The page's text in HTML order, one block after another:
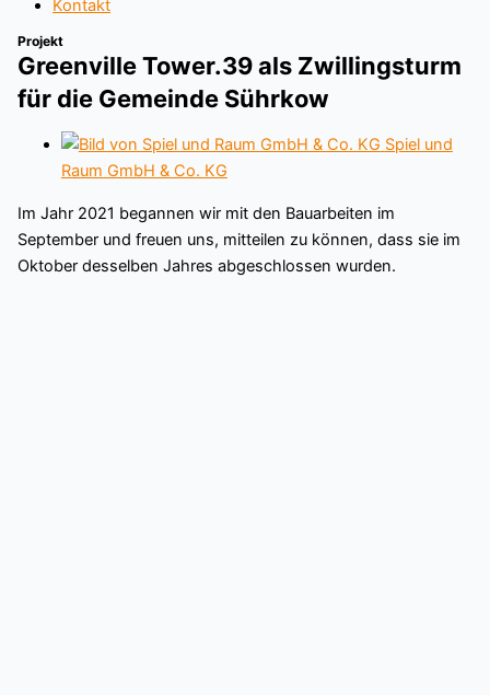
Kontakt
Projekt
Greenville Tower.39 als Zwillingsturm
für die Gemeinde Sührkow
Spiel und
Raum GmbH & Co. KG
Im Jahr 2021 begannen wir mit den Bauarbeiten im
September und freuen uns, mitteilen zu können, dass sie im
Oktober desselben Jahres abgeschlossen wurden.